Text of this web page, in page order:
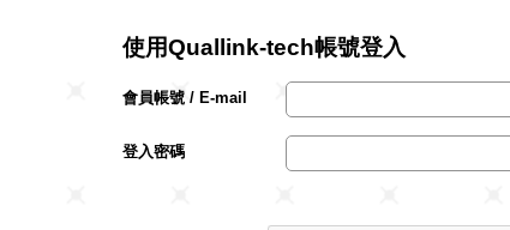
使用Quallink-tech帳號登入
會員帳號 / E-mail
登入密碼